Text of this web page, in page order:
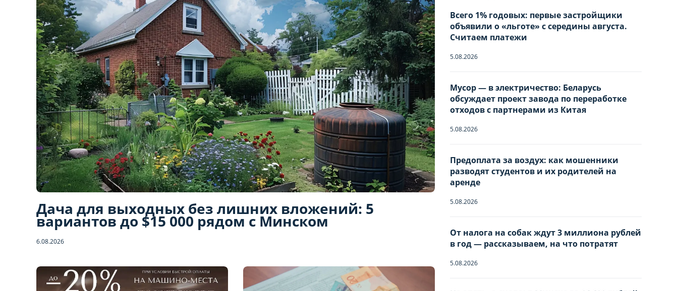
Дача для выходных без лишних вложений: 5
вариантов до $15 000 рядом с Минском
6.08.2026
Всего 1% годовых: первые застройщики
объявили о «льготе» с середины августа.
Считаем платежи
5.08.2026
Мусор — в электричество: Беларусь
обсуждает проект завода по переработке
отходов с партнерами из Китая
5.08.2026
Предоплата за воздух: как мошенники
разводят студентов и их родителей на
аренде
5.08.2026
От налога на собак ждут 3 миллиона рублей
в год — рассказываем, на что потратят
5.08.2026
Бронирование квартиры
Отправьте запрос, чтобы забронировать